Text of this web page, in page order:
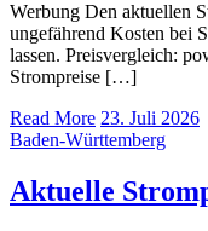
Werbung Den aktuellen
ungefährend Kosten bei
lassen. Preisvergleich:
Strompreise […]
Read More 23. Juli 2026
Baden-Württemberg
Aktuelle